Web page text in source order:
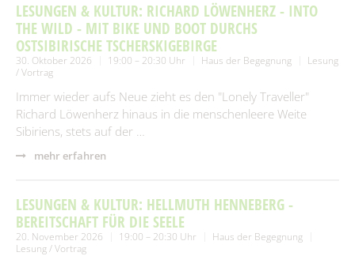
LESUNGEN & KULTUR: RICHARD LÖWENHERZ - INTO
THE WILD - MIT BIKE UND BOOT DURCHS
OSTSIBIRISCHE TSCHERSKIGEBIRGE
30. Oktober 2026 19:00 – 20:30 Uhr Haus der Begegnung
Lesung
/ Vortrag
Immer wieder aufs Neue zieht es den "Lonely Traveller"
Richard Löwenherz hinaus in die menschenleere Weite
Sibiriens, stets auf der …
mehr erfahren
LESUNGEN & KULTUR: HELLMUTH HENNEBERG -
BEREITSCHAFT FÜR DIE SEELE
20. November 2026 19:00 – 20:30 Uhr
Haus der Begegnung
Lesung / Vortrag